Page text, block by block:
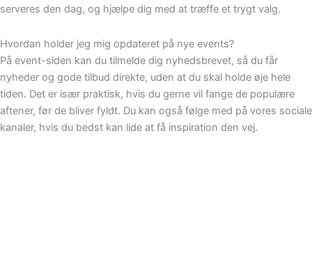
serveres den dag, og hjælpe dig med at træffe et trygt valg.
Hvordan holder jeg mig opdateret på nye events?
På event-siden kan du tilmelde dig nyhedsbrevet, så du får
nyheder og gode tilbud direkte, uden at du skal holde øje hele
tiden. Det er især praktisk, hvis du gerne vil fange de populære
aftener, før de bliver fyldt. Du kan også følge med på vores sociale
kanaler, hvis du bedst kan lide at få inspiration den vej.